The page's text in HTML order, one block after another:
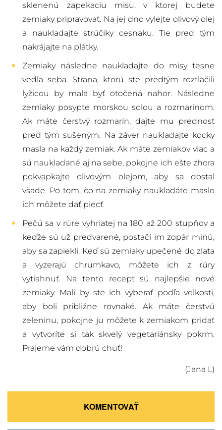
sklenenú zapekaciu misu, v ktorej budete
zemiaky pripravovať. Na jej dno vylejte olivový olej
a naukladajte strúčiky cesnaku. Tie pred tým
nakrájajte na plátky.
Zemiaky následne naukladajte do misy tesne
vedľa seba. Strana, ktorú ste predtým roztlačili
lyžicou by mala byť otočená nahor. Následne
zemiaky posypte morskou soľou a rozmarínom.
Ak máte čerstvý rozmarín, dajte mu prednosť
pred tým sušeným. Na záver naukladajte kocky
masla na každý zemiak. Ak máte zemiakov viac a
sú naukladané aj na sebe, pokojne ich ešte zhora
pokvapkajte olivovým olejom, aby sa dostal
všade. Po tom, čo na zemiaky naukladáte maslo
ich môžete dať piecť.
Pečú sa v rúre vyhriatej na 180 až 200 stupňov a
keďže sú už predvarené, postačí im zopár minú,
aby sa zapiekli. Keď sú zemiaky upečené do zlata
a vyzerajú chrumkavo, môžete ich z rúry
vytiahnuť. Na tento recept sú najlepšie nové
zemiaky. Mali by ste ich vyberať podľa veľkosti,
aby boli približne rovnaké. Ak máte čerstvú
zeleninu, pokojne ju môžete k zemiakom pridať
a vytvoríte si tak skvelý vegetariánsky pokrm.
Prajeme vám dobrú chuť!
(Jana L)
KOMENTOVAŤ